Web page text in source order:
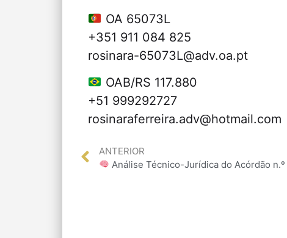
OA 65073L
+351 911 084 825
rosinara-65073L@adv.oa.pt
OAB/RS 117.880
+51 999292727
rosinaraferreira.adv@hotmail.com
ANTERIOR
Análise Técnico-Jurídica do Acórdão n.º 1134/2025